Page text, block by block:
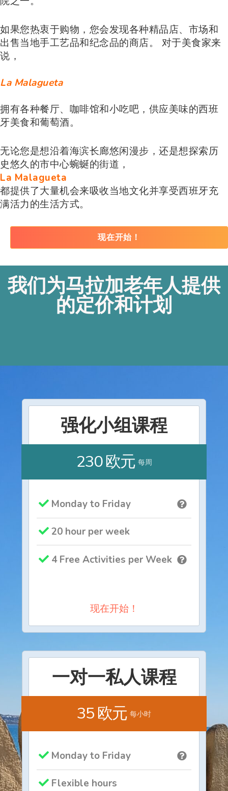
如果您热衷于购物，您会发现各种精品店、市场和
出售当地手工艺品和纪念品的商店。 对于美食家来
说，
La Malagueta
拥有各种餐厅、咖啡馆和小吃吧，供应美味的西班
牙美食和葡萄酒。
无论您是想沿着海滨长廊悠闲漫步，还是想探索历
史悠久的市中心蜿蜒的街道，
La Malagueta
都提供了大量机会来吸收当地文化并享受西班牙充
满活力的生活方式。
现在开始！
我们为马拉加老年人提供
的定价和计划
强化小组课程
230 欧元 每周
Monday to Friday
20 hour per week
4 Free Activities per Week
现在开始！
一对一私人课程
35 欧元 每小时
Monday to Friday
Flexible hours